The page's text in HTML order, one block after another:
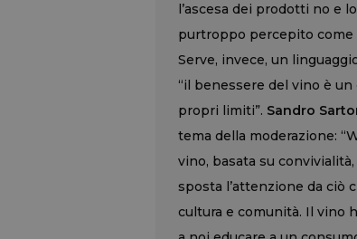
l’ascesa dei prodotti no e
purtroppo percepito come
Serve, invece, un
“il benessere del vino è
propri limiti”. Sandro
tema della moderazione:
vino, basata su
sposta l’attenzione da ciò
cultura e comunità. Il vino